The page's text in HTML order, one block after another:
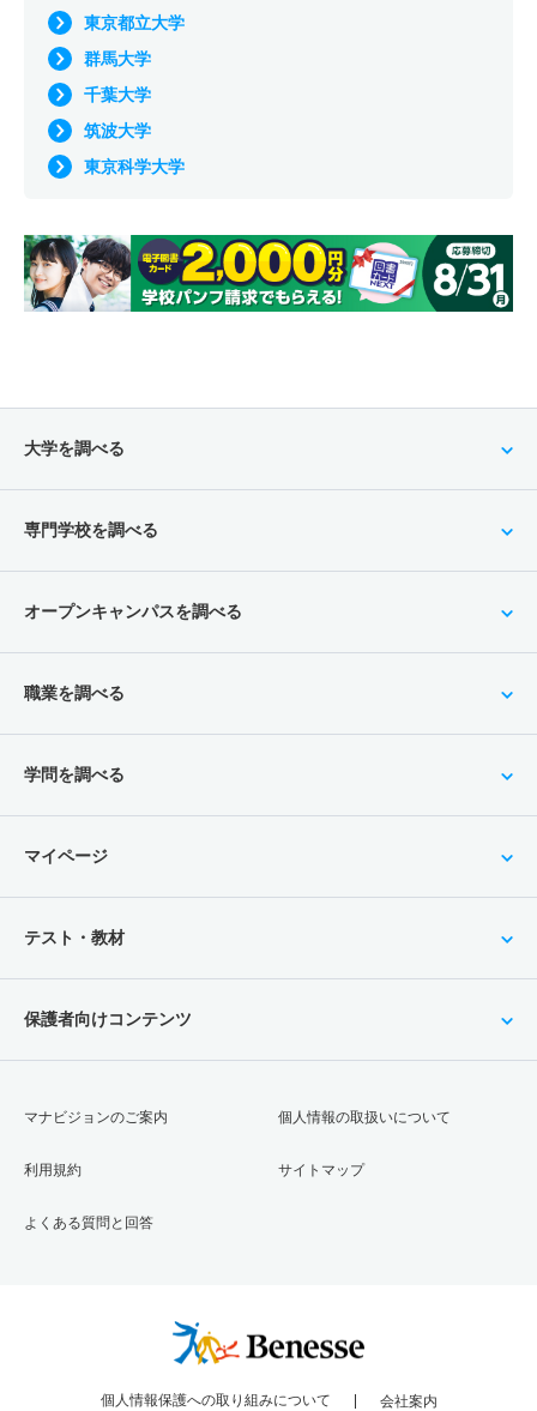
東京都立大学
群馬大学
千葉大学
筑波大学
東京科学大学
大学を調べる
専門学校を調べる
オープンキャンパスを調べる
職業を調べる
学問を調べる
マイページ
テスト・教材
保護者向けコンテンツ
マナビジョンのご案内
利用規約
よくある質問と回答
個人情報の取扱いについて
サイトマップ
個人情報保護への取り組みについて 会社案内